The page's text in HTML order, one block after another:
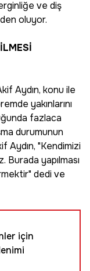
ve diş
oluyor.
Aydın, konu ile
yakınlarını
fazlaca
durumunun
Aydın, "Kendimizi
Burada yapılması
dedi ve
için